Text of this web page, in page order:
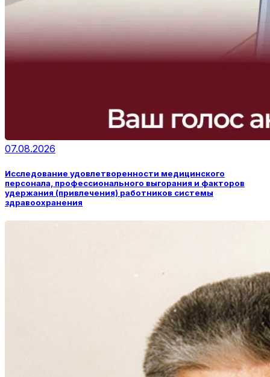
07.08.2026
Исследование удовлетворенности медицинского
персонала, профессионального выгорания и факторов
удержания (привлечения) работников системы
здравоохранения